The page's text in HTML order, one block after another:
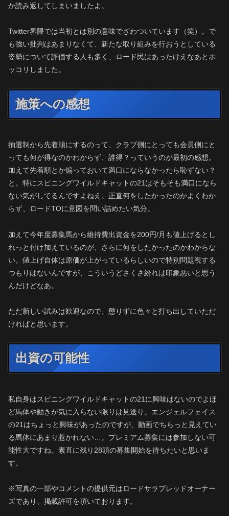
か読み返してしまいましたよ。
Twitter界隈では当初とは別の意味でざわついています（笑）。で
も強い批判はあまりなくて、新たな取り組みを行おうとしている
姿勢について評価する人も多く、ロード民はあったけえなあとホ
ッコリしました。
施策への感想
抽選制から先着順にするのって、クラブ側にとっても会員側にと
っても何が得なのかわからず、誰得？っていうのが最初の感想。
加えて先着順とか煽っておいて満口にならなかったら恥ずない？
と。特にスピニングワイルドキャットの21はそもそも満口になら
ない気がしてるんですよねえ。正直何をしたかったのかよくわか
らず、ロードTOに意図を問い詰めたい気分。
加えて今年度募集馬から維持費出資金を200円/月も値上げるとし
れっと付け加えているのが、さらに何をしたかったのかわからな
い。値上げ自体は原価が上がっているらしいので特別問題視する
つもりはないんですが、こういうどさくさ紛れは印象悪いと思う
んだけどなあ。
ただ新しい試みは歓迎なので、懲りずに色々と打ち出していただ
ければと思います。
出資の可能性
私自身はスピニングワイルドキャットの21に興味はないのでよほ
ど馬体や動きが気に入らない限りは見送り。エンジェルフェイス
の21はちょっと興味があったのですが、動画でちらっと見えてい
る馬体にあまり惹かれない…。プレミアム募集には参加しない可
能性大ですね。素直に残り28頭の募集開始を待ちたいと思いま
す。
※写真の一部やコメントの提供元はロードサラブレッドオーナー
ズであり、掲載許可を頂いております。